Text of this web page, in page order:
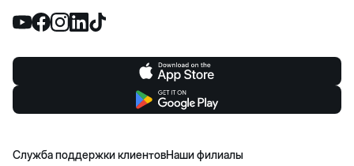
Служба поддержки клиентовНаши филиалы